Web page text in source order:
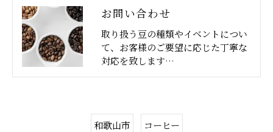
お問い合わせ
取り扱う豆の種類やイベントについ
て、お客様のご要望に応じた丁寧な
対応を致します…
和歌山市 コーヒー